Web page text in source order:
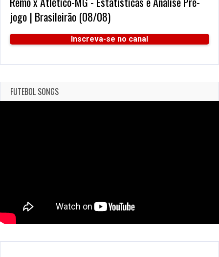
jogo | Brasileirão (08/08)
Inscreva-se no canal
FUTEBOL SONGS